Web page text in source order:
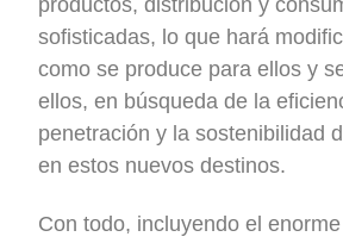
sofisticadas, lo que hará
como se produce para ellos y
ellos, en búsqueda de la
penetración y la sostenibilidad
en estos nuevos destinos.
Con todo, incluyendo el